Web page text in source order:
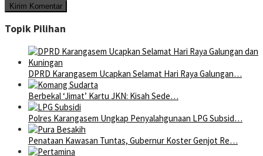
Topik Pilihan
DPRD Karangasem Ucapkan Selamat Hari Raya Galungan…
Berbekal ‘Jimat’ Kartu JKN: Kisah Sede…
Polres Karangasem Ungkap Penyalahgunaan LPG Subsid…
Penataan Kawasan Tuntas, Gubernur Koster Genjot Re…